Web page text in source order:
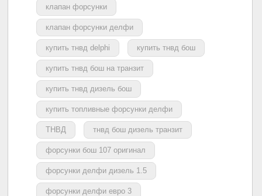
клапан форсунки
клапан форсунки делфи
купить тнвд delphi купить тнвд бош
купить тнвд бош на транзит
купить тнвд дизель бош
купить топливные форсунки делфи
ТНВД тнвд бош дизель транзит
форсунки бош 107 оригинал
форсунки делфи дизель 1.5
форсунки делфи евро 3